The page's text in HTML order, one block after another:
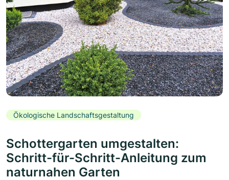
Ökologische Landschaftsgestaltung
Schottergarten umgestalten:
Schritt-für-Schritt-Anleitung zum
naturnahen Garten